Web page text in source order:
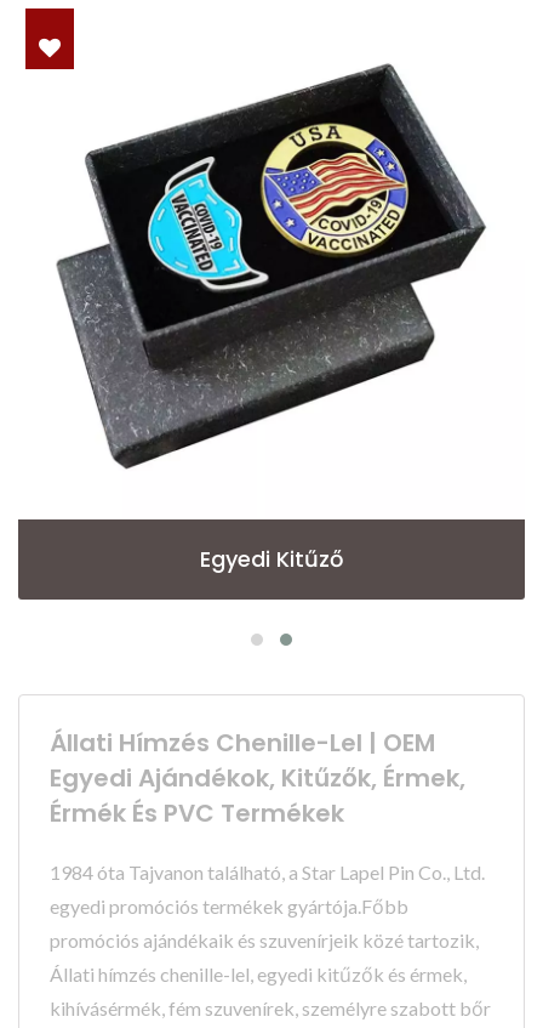
Egyedi Kitűző
Állati Hímzés Chenille-Lel | OEM
Egyedi Ajándékok, Kitűzők, Érmek,
Érmék És PVC Termékek
1984 óta Tajvanon található, a Star Lapel Pin Co., Ltd.
egyedi promóciós termékek gyártója.Főbb
promóciós ajándékaik és szuvenírjeik közé tartozik,
Állati hímzés chenille-lel, egyedi kitűzők és érmek,
kihívásérmék, fém szuvenírek, személyre szabott bőr